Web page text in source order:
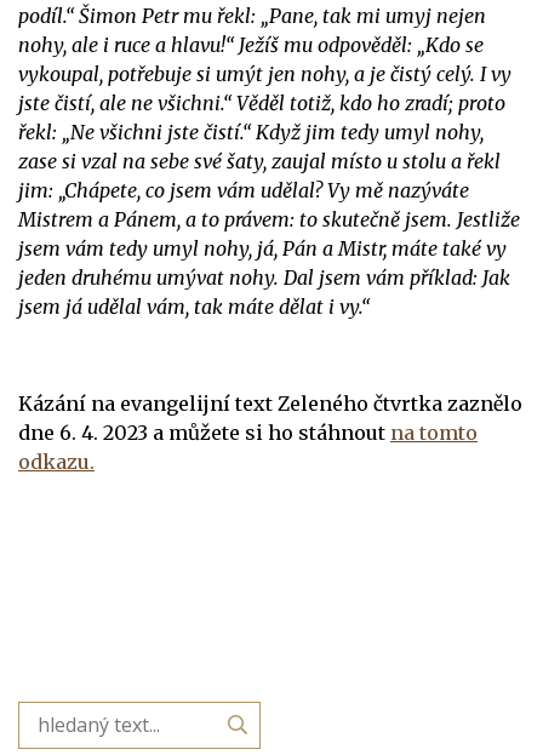
podíl.“ Šimon Petr mu řekl: „Pane, tak mi umyj nejen
nohy, ale i ruce a hlavu!“ Ježíš mu odpověděl: „Kdo se
vykoupal, potřebuje si umýt jen nohy, a je čistý celý. I vy
jste čistí, ale ne všichni.“ Věděl totiž, kdo ho zradí; proto
řekl: „Ne všichni jste čistí.“ Když jim tedy umyl nohy,
zase si vzal na sebe své šaty, zaujal místo u stolu a řekl
jim: „Chápete, co jsem vám udělal? Vy mě nazýváte
Mistrem a Pánem, a to právem: to skutečně jsem. Jestliže
jsem vám tedy umyl nohy, já, Pán a Mistr, máte také vy
jeden druhému umývat nohy. Dal jsem vám příklad: Jak
jsem já udělal vám, tak máte dělat i vy.“
Kázání na evangelijní text Zeleného čtvrtka zaznělo
dne 6. 4. 2023 a můžete si ho stáhnout na tomto
odkazu.